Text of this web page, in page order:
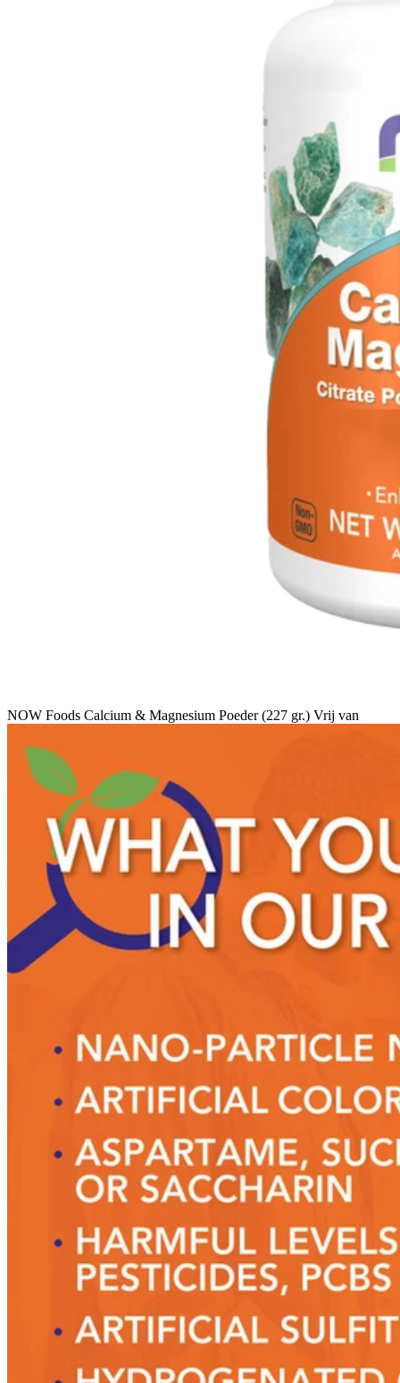
NOW Foods Calcium & Magnesium Poeder (227 gr.) Vrij van